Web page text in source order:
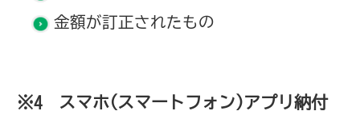
金額が訂正されたもの
※4 スマホ(スマートフォン)アプリ納付